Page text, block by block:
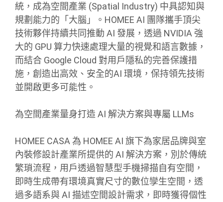
統，成為空間產業 (Spatial Industry) 中具認知與
規劃能力的「大腦」。HOMEE AI 團隊攜手頂尖
技術夥伴持續共同推動 AI 發展，透過 NVIDIA 強
大的 GPU 算力快速處理大量的視覺和語言數據，
而結合 Google Cloud 對用戶隱私的完善保護措
施，創造出高效、安全的AI 環境，保持領先技術
並開啟更多可能性。
為空間產業量身打造 AI 解決方案與專屬 LLMs
HOMEE CASA 為 HOMEE AI 旗下為家居品牌與室
內裝修設計產業所提供的 AI 解決方案，別於傳統
繁瑣流程，用戶透過智慧型手機掃描自有空間，
即時生成帶有環境真實尺寸的數位孿生空間，透
過多語系與 AI 描述空間設計需求，即時獲得個性